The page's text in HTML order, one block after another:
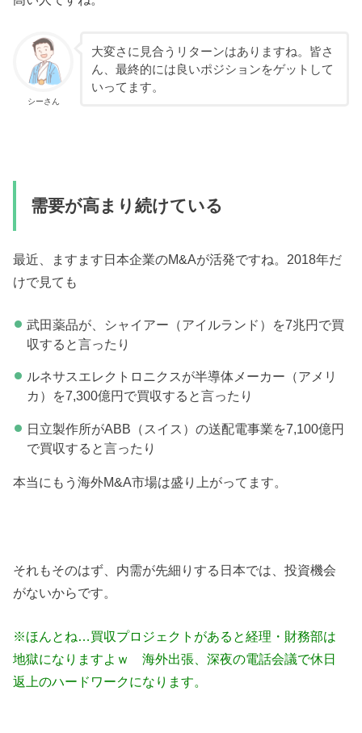
シーさん
大変さに見合うリターンはありますね。皆さ
ん、最終的には良いポジションをゲットして
いってます。
需要が高まり続けている
最近、ますます日本企業のM&Aが活発ですね。2018年だ
けで見ても
武田薬品が、シャイアー（アイルランド）を7兆円で買
収すると言ったり
ルネサスエレクトロニクスが半導体メーカー（アメリ
カ）を7,300億円で買収すると言ったり
日立製作所がABB（スイス）の送配電事業を7,100億円
で買収すると言ったり
本当にもう海外M&A市場は盛り上がってます。
それもそのはず、内需が先細りする日本では、投資機会
がないからです。
※ほんとね…買収プロジェクトがあると経理・財務部は
地獄になりますよｗ 海外出張、深夜の電話会議で休日
返上のハードワークになります。